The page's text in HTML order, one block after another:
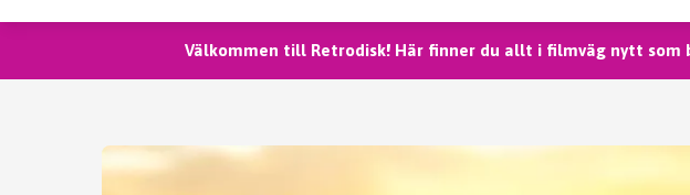
Välkommen till Retrodisk! Här finner du allt i filmväg nytt